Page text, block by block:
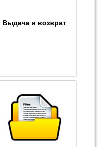
Выдача и возврат